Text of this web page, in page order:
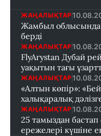
ЖАҢАЛЫҚТАР
Жамбыл облысында
берді
ЖАҢАЛЫҚТАР
FlyArystan Дубай
уақытын тағы
ЖАҢАЛЫҚТАР
«Алтын көпір»:
халықаралық
ЖАҢАЛЫҚТАР
25 тамыздан бастап
ережелері күшіне